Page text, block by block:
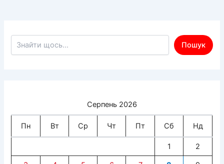
Пошук по сайту
Пошук
Серпень 2026
Пн Вт Ср Чт Пт Сб Нд
1 2